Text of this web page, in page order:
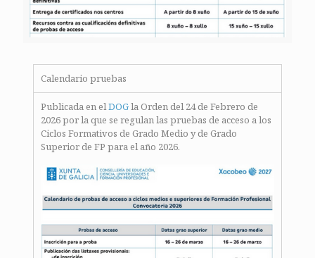
Calendario pruebas
Publicada en elDOGla Orden del 24 de Febrero de
2026 por la que se regulan las pruebas de acceso a los
Ciclos Formativos de Grado Medio y de Grado
Superior de FP para el año 2026.